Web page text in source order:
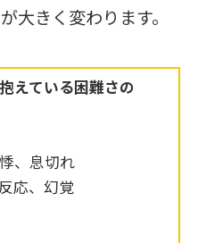
大きく変わります。
えている困難さの
、息切れ
応、幻覚